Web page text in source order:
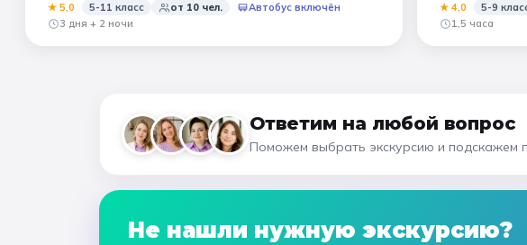
★ 5,0 5-11 класс от 10 чел.
Автобус включён
3 дня + 2 ночи
★ 4,0 5-9
1,5 часа
Ответим на любой вопрос
Поможем выбрать экскурсию и подскажем
Не нашли нужную экскурсию?